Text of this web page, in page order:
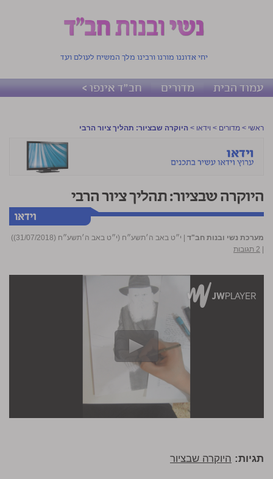
יחי אדוננו מורנו ורבינו מלך המשיח לעולם ועד
עמוד הבית מדורים חב"ד אינפו >
ראשי > מדורים > וידאו > היוקרה שבציור: תהליך ציור הרבי
היוקרה שבציור: תהליך ציור הרבי
מערכת נשי ובנות חב"ד | י״ט באב ה׳תשע״ח (י״ט באב ה׳תשע״ח (31/07/2018))
| 2 תגובות
תגיות: היוקרה שבציור